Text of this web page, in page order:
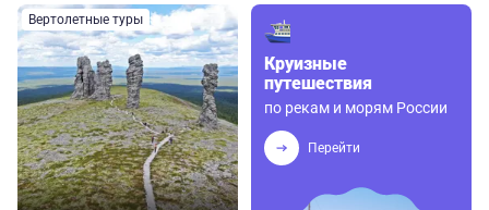
Вертолетные туры
Круизные
путешествия
по рекам и морям России
Перейти